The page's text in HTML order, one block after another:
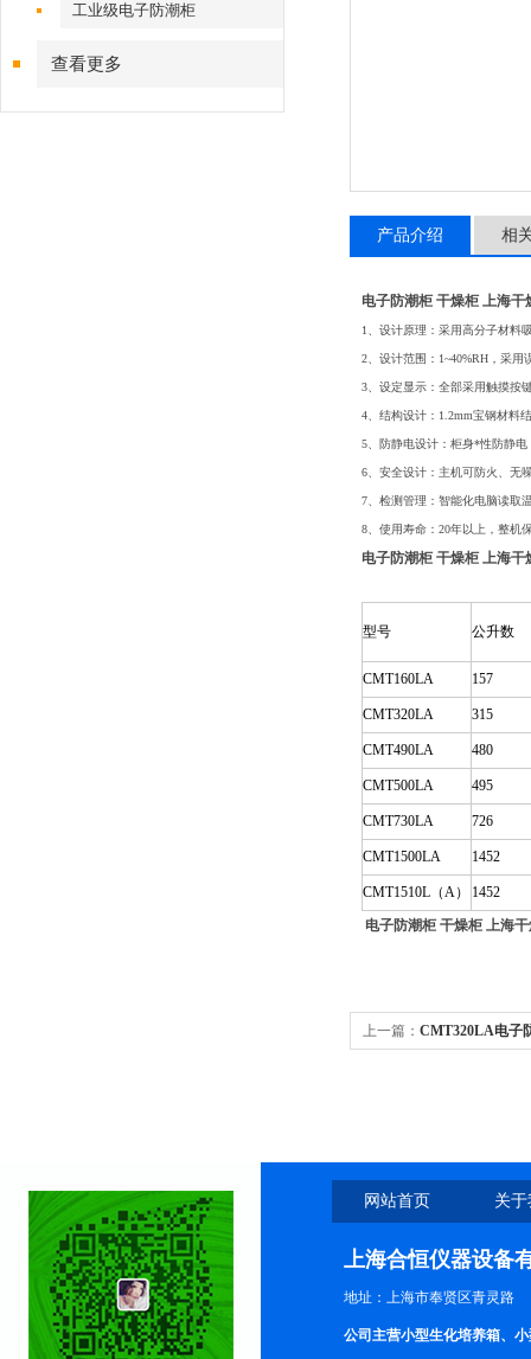
工业级电子防潮柜
查看更多
产品介绍 相
电子防潮柜 干燥柜 上海干
1、设计原理：采用高分子材料
2、设计范围：1~40%RH，采用
3、设定显示：全部采用触摸按
4、结构设计：1.2mm宝钢材料
5、防静电设计：柜身*性防静电
6、安全设计：主机可防火、无
7、检测管理：智能化电脑读取
8、使用寿命：20年以上，整机
电子防潮柜 干燥柜 上海干
型号 公升数
CMT160LA 157
CMT320LA 315
CMT490LA 480
CMT500LA 495
CMT730LA 726
CMT1500LA 1452
CMT1510L（A）
1452
电子防潮柜 干燥柜 上海
上一篇： CMT320LA电子
网站首页 关
上海合恒仪器设备
地址：上海市奉贤区青灵路
公司主营小型生化培养箱、